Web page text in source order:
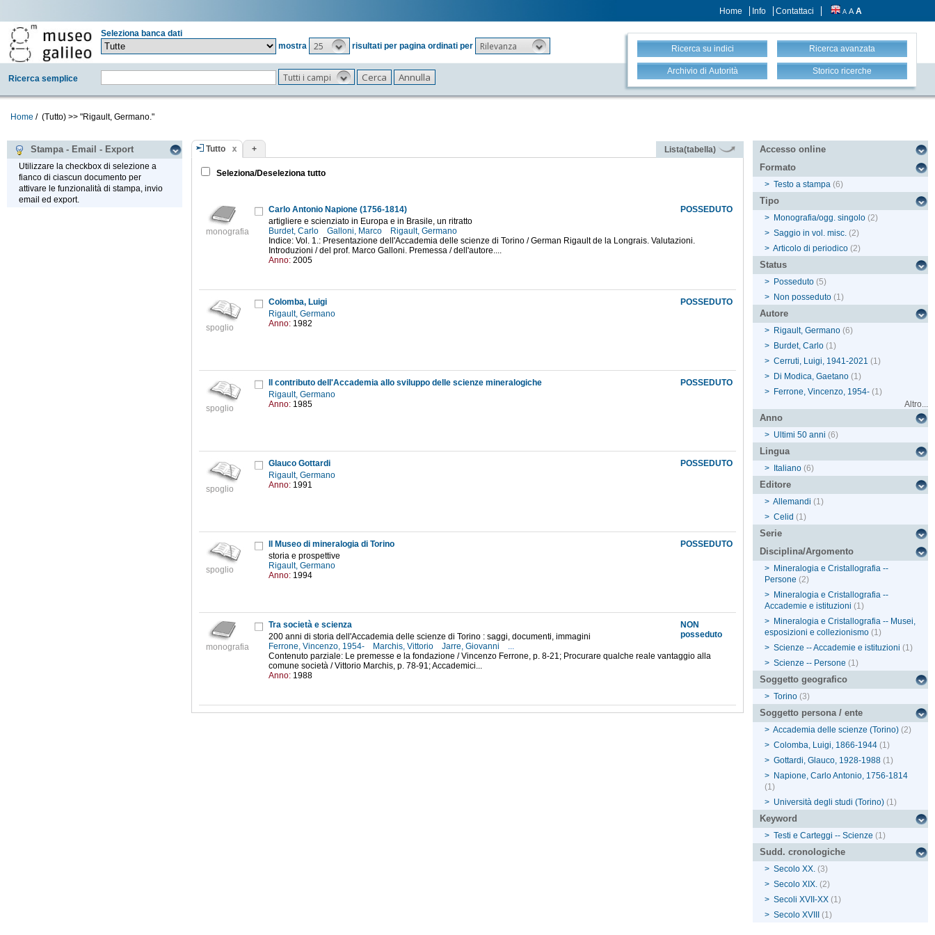
Home Info Contattaci A A A
Seleziona banca dati
mostra
25 risultati per pagina ordinati per Rilevanza
Ricerca semplice Tutti i campi
Ricerca su indici Ricerca avanzata
Archivio di Autorità Storico ricerche
Home / (Tutto) >> "Rigault, Germano."
Stampa - Email - Export
Utilizzare la checkbox di selezione a
fianco di ciascun documento per
attivare le funzionalità di stampa, invio
email ed export.
Tutto + Lista(tabella)
Seleziona/Deseleziona tutto
monografia
POSSEDUTO
Carlo Antonio Napione (1756-1814)
artigliere e scienziato in Europa e in Brasile, un ritratto
Burdet, Carlo
Galloni, Marco
Rigault, Germano
Indice: Vol. 1.: Presentazione dell'Accademia delle scienze di Torino / German Rigault de la Longrais. Valutazioni.
Introduzioni / del prof. Marco Galloni. Premessa / dell'autore....
Anno: 2005
spoglio
POSSEDUTO
Colomba, Luigi
Rigault, Germano
Anno: 1982
spoglio
POSSEDUTO
Il contributo dell'Accademia allo sviluppo delle scienze mineralogiche
Rigault, Germano
Anno: 1985
spoglio
POSSEDUTO
Glauco Gottardi
Rigault, Germano
Anno: 1991
spoglio
POSSEDUTO
Il Museo di mineralogia di Torino
storia e prospettive
Rigault, Germano
Anno: 1994
monografia
NON
posseduto
Tra società e scienza
200 anni di storia dell'Accademia delle scienze di Torino : saggi, documenti, immagini
Ferrone, Vincenzo, 1954-
Marchis, Vittorio Jarre, Giovanni
...
Contenuto parziale: Le premesse e la fondazione / Vincenzo Ferrone, p. 8-21; Procurare qualche reale vantaggio alla
comune società / Vittorio Marchis, p. 78-91; Accademici...
Anno: 1988
Accesso online
Formato
> Testo a stampa (6)
Tipo
> Monografia/ogg. singolo (2)
> Saggio in vol. misc. (2)
> Articolo di periodico (2)
Status
> Posseduto (5)
> Non posseduto (1)
Autore
> Rigault, Germano (6)
> Burdet, Carlo (1)
> Cerruti, Luigi, 1941-2021 (1)
> Di Modica, Gaetano (1)
> Ferrone, Vincenzo, 1954- (1)
Altro...
Anno
> Ultimi 50 anni (6)
Lingua
> Italiano (6)
Editore
> Allemandi (1)
> Celid (1)
Serie
Disciplina/Argomento
> Mineralogia e Cristallografia --
Persone (2)
> Mineralogia e Cristallografia --
Accademie e istituzioni (1)
> Mineralogia e Cristallografia -- Musei,
esposizioni e collezionismo (1)
> Scienze -- Accademie e istituzioni (1)
> Scienze -- Persone (1)
Soggetto geografico
> Torino (3)
Soggetto persona / ente
> Accademia delle scienze (Torino) (2)
> Colomba, Luigi, 1866-1944 (1)
> Gottardi, Glauco, 1928-1988 (1)
> Napione, Carlo Antonio, 1756-1814
(1)
> Università degli studi (Torino) (1)
Keyword
> Testi e Carteggi -- Scienze (1)
Sudd. cronologiche
> Secolo XX. (3)
> Secolo XIX. (2)
> Secoli XVII-XX (1)
> Secolo XVIII (1)